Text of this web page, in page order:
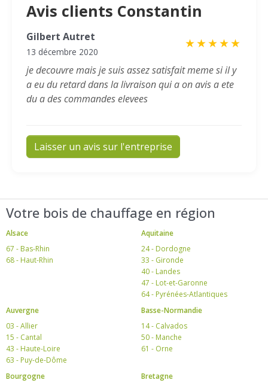
Avis clients Constantin
Gilbert Autret ★★★★★
13 décembre 2020
je decouvre mais je suis assez satisfait meme si il y
a eu du retard dans la livraison qui a on avis a ete
du a des commandes elevees
Laisser un avis sur l'entreprise
Votre bois de chauffage en région
Alsace
67 - Bas-Rhin
68 - Haut-Rhin
Aquitaine
24 - Dordogne
33 - Gironde
40 - Landes
47 - Lot-et-Garonne
64 - Pyrénées-Atlantiques
Auvergne
03 - Allier
15 - Cantal
43 - Haute-Loire
63 - Puy-de-Dôme
Basse-Normandie
14 - Calvados
50 - Manche
61 - Orne
Bourgogne
Bretagne